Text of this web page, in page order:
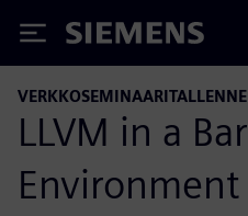
Siemens
VERKKOSEMINAARITALLENNE
LLVM in a
Environment